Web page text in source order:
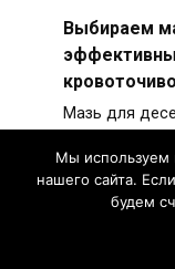
Выбираем
Мазь для
практике.
Мы используем
нашего сайта.
будем